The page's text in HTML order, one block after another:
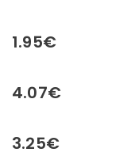
1.95€
4.07€
3.25€